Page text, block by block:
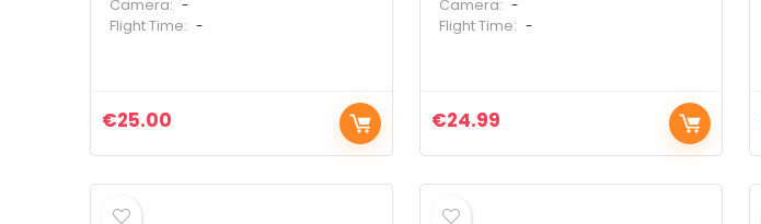
Camera: -
Flight Time: -
€25.00
Camera: -
Flight Time: -
€24.99